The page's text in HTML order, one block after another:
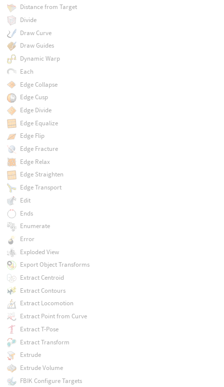
Distance from Target
Divide
Draw Curve
Draw Guides
Dynamic Warp
Each
Edge Collapse
Edge Cusp
Edge Divide
Edge Equalize
Edge Flip
Edge Fracture
Edge Relax
Edge Straighten
Edge Transport
Edit
Ends
Enumerate
Error
Exploded View
Export Object Transforms
Extract Centroid
Extract Contours
Extract Locomotion
Extract Point from Curve
Extract T-Pose
Extract Transform
Extrude
Extrude Volume
FBIK Configure Targets